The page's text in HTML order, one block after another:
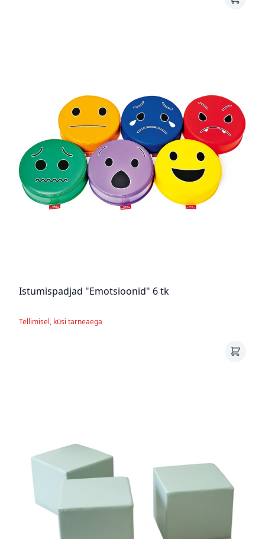
Istumispadjad "Emotsioonid" 6 tk
Tellimisel, küsi tarneaega